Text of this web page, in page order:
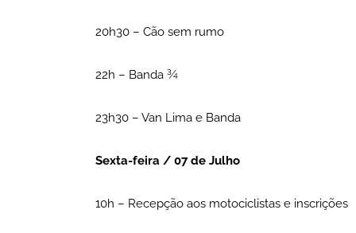
20h30 – Cão sem rumo
22h – Banda ¾
23h30 – Van Lima e Banda
Sexta-feira / 07 de Julho
10h – Recepção aos motociclistas e inscrições